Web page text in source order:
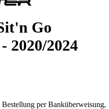
Go
2020/2024
per Banküberweisung,